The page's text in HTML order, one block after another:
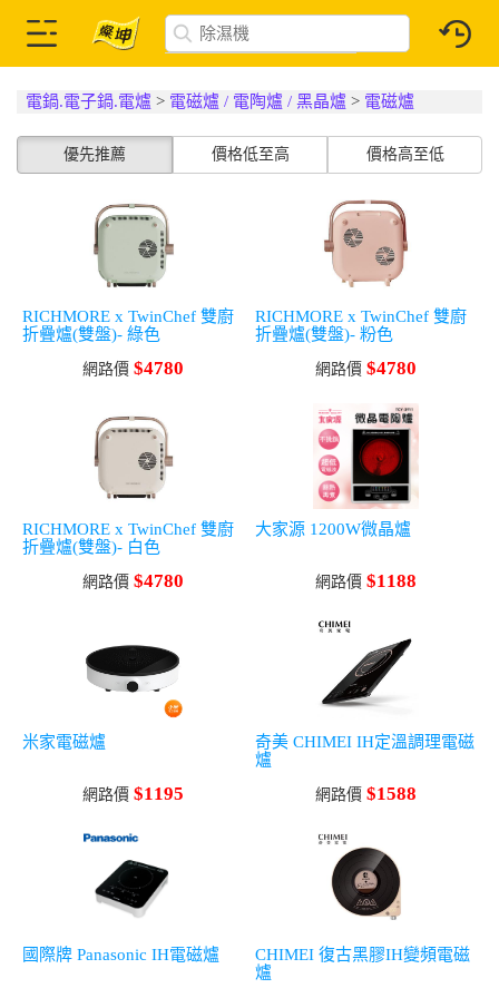
電鍋.電子鍋.電爐 > 電磁爐 / 電陶爐 / 黑晶爐 > 電磁爐
優先推薦 價格低至高 價格高至低
RICHMORE x TwinChef 雙廚
折疊爐(雙盤)- 綠色
網路價 $4780
RICHMORE x TwinChef 雙廚
折疊爐(雙盤)- 粉色
網路價 $4780
RICHMORE x TwinChef 雙廚
折疊爐(雙盤)- 白色
網路價 $4780
大家源 1200W微晶爐
網路價 $1188
米家電磁爐
網路價 $1195
奇美 CHIMEI IH定溫調理電磁
爐
網路價 $1588
國際牌 Panasonic IH電磁爐
CHIMEI 復古黑膠IH變頻電磁
爐